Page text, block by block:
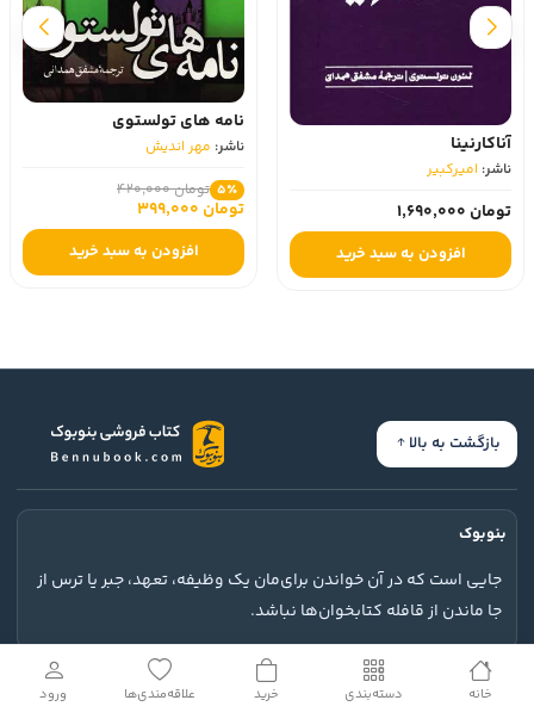
ورود علاقه‌مندی‌ها خرید دسته‌بندی خانه
آناکارنینا
ناشر: امیرکبیر
تومان 1,690,000
افزودن به سبد خرید
نامه های تولستوی
ناشر: مهر اندیش
5٪ تومان 420,000
تومان 399,000
افزودن به سبد خرید
بازگشت به بالا
بنوبوک
جایی است که در آن خواندن برای‌مان یک وظیفه، تعهد، جبر یا ترس از
جا ماندن از قافله کتابخوان‌ها نباشد.
ارتباط با ما